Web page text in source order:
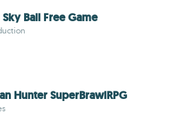
Ball Free Game
Hunter SuperBrawlRPG